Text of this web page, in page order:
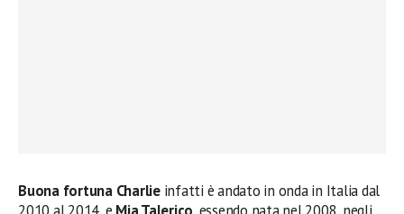
Buona fortuna Charlieinfatti è andato in onda in Italia dal
2010 al 2014, e Mia Talerico, essendo nata nel 2008, negli